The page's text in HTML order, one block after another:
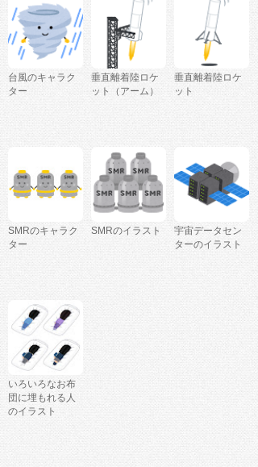
台風のキャラク
ター
垂直離着陸ロケ
ット（アーム）
垂直離着陸ロケ
ット
SMRのキャラク
ター
SMRのイラスト
宇宙データセン
ターのイラスト
いろいろなお布
団に埋もれる人
のイラスト